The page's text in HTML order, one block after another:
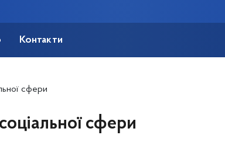
Контакти
сфери
сфери